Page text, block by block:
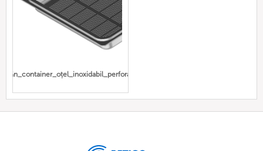
Gn_container_oțel_inoxidabil_perforat